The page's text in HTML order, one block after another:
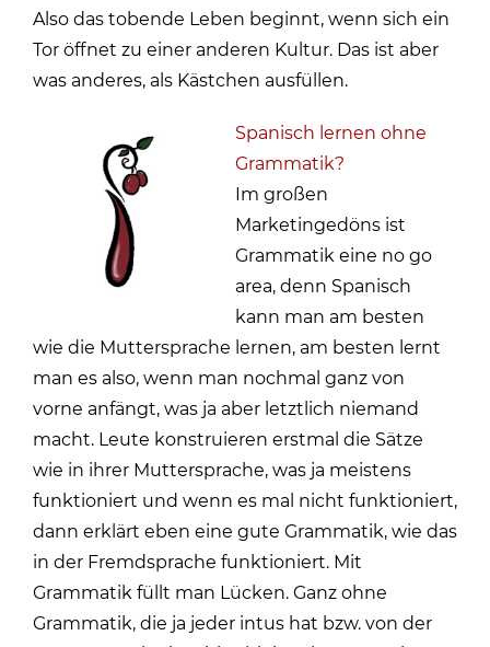
Also das tobende Leben beginnt, wenn sich ein
Tor öffnet zu einer anderen Kultur. Das ist aber
was anderes, als Kästchen ausfüllen.
Spanisch lernen ohne
Grammatik?
Im großen
Marketingedöns ist
Grammatik eine no go
area, denn Spanisch
kann man am besten
wie die Muttersprache lernen, am besten lernt
man es also, wenn man nochmal ganz von
vorne anfängt, was ja aber letztlich niemand
macht. Leute konstruieren erstmal die Sätze
wie in ihrer Muttersprache, was ja meistens
funktioniert und wenn es mal nicht funktioniert,
dann erklärt eben eine gute Grammatik, wie das
in der Fremdsprache funktioniert. Mit
Grammatik füllt man Lücken. Ganz ohne
Grammatik, die ja jeder intus hat bzw. von der